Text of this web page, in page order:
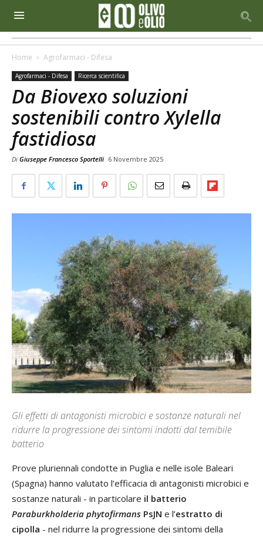
Home Agrofarmaci - Difesa
Agrofarmaci - Difesa Ricerca scientifica
Da Biovexo soluzioni
sostenibili contro Xylella
fastidiosa
Di Giuseppe Francesco Sportelli 6 Novembre 2025
Gli effetti di antagonisti microbici e sostanze naturali nel
ridurre la progressione dei sintomi indotti dal temibile
batterio
Prove pluriennali condotte in Puglia e nelle isole Baleari
(Spagna) hanno valutato l’efficacia di antagonisti microbici e
sostanze naturali - in particolare il batterio
Paraburkholderia phytofirmans PsJN e l’estratto di
cipolla - nel ridurre la progressione dei sintomi della